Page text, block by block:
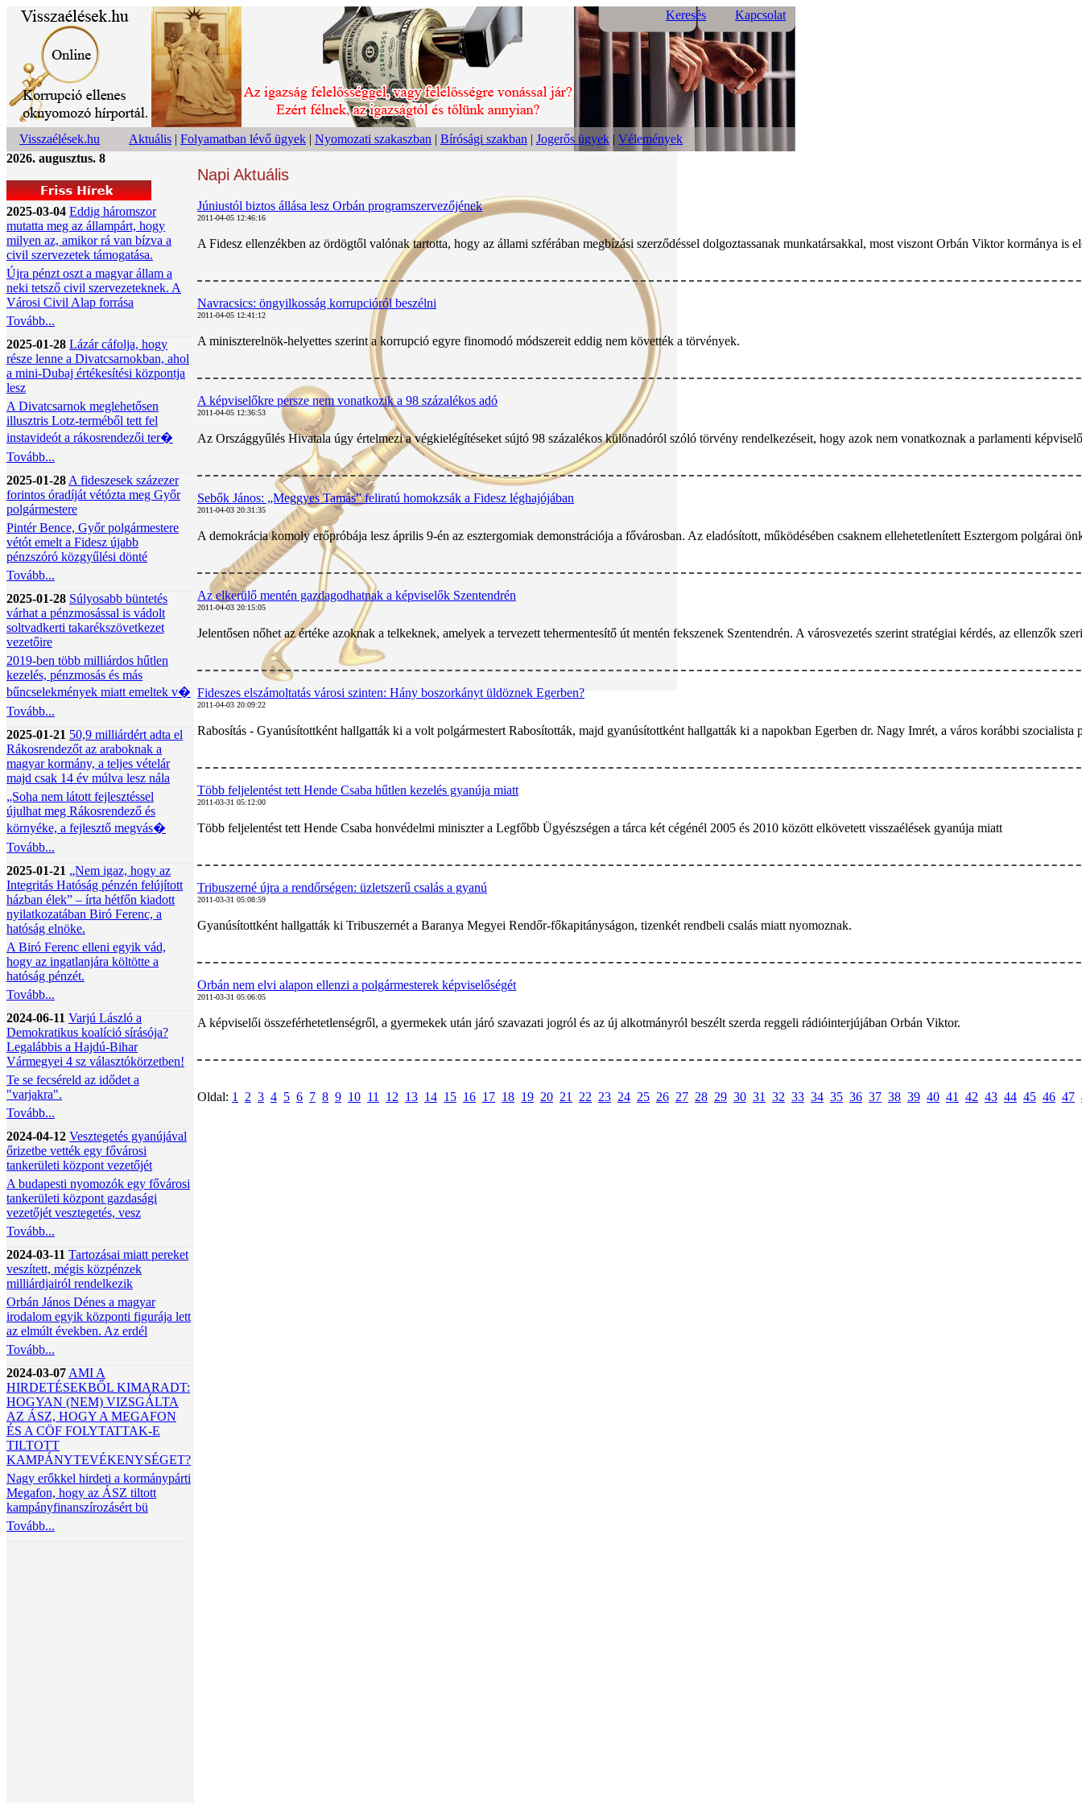
Keresés Kapcsolat
Visszaélések.hu Aktuális | Folyamatban lévő ügyek | Nyomozati szakaszban | Bírósági szakban | Jogerős ügyek | Vélemények
2026. augusztus. 8
2025-03-04 Eddig háromszor
mutatta meg az állampárt, hogy
milyen az, amikor rá van bízva a
civil szervezetek támogatása.
Újra pénzt oszt a magyar állam a
neki tetsző civil szervezeteknek. A
Városi Civil Alap forrása
Tovább...
2025-01-28 Lázár cáfolja, hogy
része lenne a Divatcsarnokban, ahol
a mini-Dubaj értékesítési központja
lesz
A Divatcsarnok meglehetősen
illusztris Lotz-terméből tett fel
instavideót a rákosrendezői ter�
Tovább...
2025-01-28 A fideszesek százezer
forintos óradíját vétózta meg Győr
polgármestere
Pintér Bence, Győr polgármestere
vétót emelt a Fidesz újabb
pénzszóró közgyűlési dönté
Tovább...
2025-01-28 Súlyosabb büntetés
várhat a pénzmosással is vádolt
soltvadkerti takarékszövetkezet
vezetőire
2019-ben több milliárdos hűtlen
kezelés, pénzmosás és más
bűncselekmények miatt emeltek v�
Tovább...
2025-01-21 50,9 milliárdért adta el
Rákosrendezőt az araboknak a
magyar kormány, a teljes vételár
majd csak 14 év múlva lesz nála
„Soha nem látott fejlesztéssel
újulhat meg Rákosrendező és
környéke, a fejlesztő megvás�
Tovább...
2025-01-21 „Nem igaz, hogy az
Integritás Hatóság pénzén felújított
házban élek” – írta hétfőn kiadott
nyilatkozatában Biró Ferenc, a
hatóság elnöke.
A Biró Ferenc elleni egyik vád,
hogy az ingatlanjára költötte a
hatóság pénzét.
Tovább...
2024-06-11 Varjú László a
Demokratikus koalíció sírásója?
Legalábbis a Hajdú-Bihar
Vármegyei 4 sz választókörzetben!
Te se fecséreld az idődet a
"varjakra".
Tovább...
2024-04-12 Vesztegetés gyanújával
őrizetbe vették egy fővárosi
tankerületi központ vezetőjét
A budapesti nyomozók egy fővárosi
tankerületi központ gazdasági
vezetőjét vesztegetés, vesz
Tovább...
2024-03-11 Tartozásai miatt pereket
veszített, mégis közpénzek
milliárdjairól rendelkezik
Orbán János Dénes a magyar
irodalom egyik központi figurája lett
az elmúlt években. Az erdél
Tovább...
2024-03-07 AMI A
HIRDETÉSEKBŐL KIMARADT:
HOGYAN (NEM) VIZSGÁLTA
AZ ÁSZ, HOGY A MEGAFON
ÉS A CÖF FOLYTATTAK-E
TILTOTT
KAMPÁNYTEVÉKENYSÉGET?
Nagy erőkkel hirdeti a kormánypárti
Megafon, hogy az ÁSZ tiltott
kampányfinanszírozásért bü
Tovább...
Napi Aktuális
Júniustól biztos állása lesz Orbán programszervezőjének
2011-04-05 12:46:16
A Fidesz ellenzékben az ördögtől valónak tartotta, hogy az állami szférában megbízási szerződéssel dolgoztassanak munkatársakkal, most viszont Orbán Viktor kormánya is
Navracsics: öngyilkosság korrupcióról beszélni
2011-04-05 12:41:12
A miniszterelnök-helyettes szerint a korrupció egyre finomodó módszereit eddig nem követték a törvények.
A képviselőkre persze nem vonatkozik a 98 százalékos adó
2011-04-05 12:36:53
Az Országgyűlés Hivatala úgy értelmezi a végkielégítéseket sújtó 98 százalékos különadóról szóló törvény rendelkezéseit, hogy azok nem vonatkoznak a parlamenti
Sebők János: „Meggyes Tamás” feliratú homokzsák a Fidesz léghajójában
2011-04-03 20:31:35
A demokrácia komoly erőpróbája lesz április 9-én az esztergomiak demonstrációja a fővárosban. Az eladósított, működésében csaknem ellehetetlenített Esztergom
Az elkerülő mentén gazdagodhatnak a képviselők Szentendrén
2011-04-03 20:15:05
Jelentősen nőhet az értéke azoknak a telkeknek, amelyek a tervezett tehermentesítő út mentén fekszenek Szentendrén. A városvezetés szerint stratégiai kérdés, az ellenzők
Fideszes elszámoltatás városi szinten: Hány boszorkányt üldöznek Egerben?
2011-04-03 20:09:22
Rabosítás - Gyanúsítottként hallgatták ki a volt polgármestert Rabosították, majd gyanúsítottként hallgatták ki a napokban Egerben dr. Nagy Imrét, a város korábbi
Több feljelentést tett Hende Csaba hűtlen kezelés gyanúja miatt
2011-03-31 05:12:00
Több feljelentést tett Hende Csaba honvédelmi miniszter a Legfőbb Ügyészségen a tárca két cégénél 2005 és 2010 között elkövetett visszaélések gyanúja miatt
Tribuszerné újra a rendőrségen: üzletszerű csalás a gyanú
2011-03-31 05:08:59
Gyanúsítottként hallgatták ki Tribuszernét a Baranya Megyei Rendőr-főkapitányságon, tizenkét rendbeli csalás miatt nyomoznak.
Orbán nem elvi alapon ellenzi a polgármesterek képviselőségét
2011-03-31 05:06:05
A képviselői összeférhetetlenségről, a gyermekek után járó szavazati jogról és az új alkotmányról beszélt szerda reggeli rádióinterjújában Orbán Viktor.
Oldal: 1 2 3 4 5 6 7 8 9 10 11 12 13 14 15 16 17 18 19 20 21 22 23 24 25 26 27 28 29 30 31 32 33 34 35 36 37 38 39 40 41 42 43 44 45 46 47